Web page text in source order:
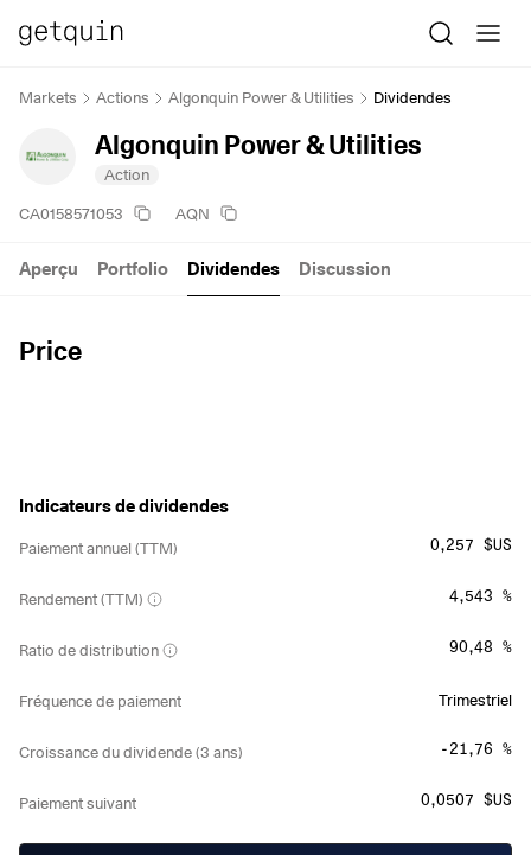
Markets Actions Algonquin Power & Utilities Dividendes
Algonquin Power & Utilities
Action
CA0158571053 AQN
Price
Aperçu Portfolio Dividendes Discussion
Indicateurs de dividendes
Paiement annuel (TTM) 0,257 $US
Rendement (TTM) 4,543 %
Ratio de distribution 90,48 %
Fréquence de paiement Trimestriel
Croissance du dividende (3 ans) -21,76 %
Paiement suivant 0,0507 $US